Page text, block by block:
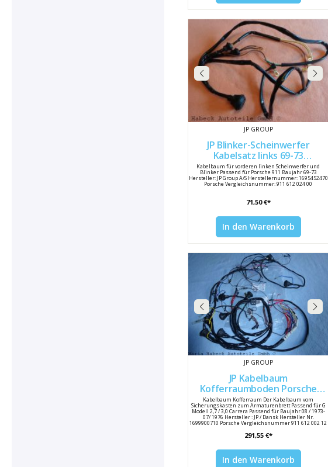
JP GROUP
JP Blinker-Scheinwerfer
Kabelsatz links 69-73
91161202400
Kabelbaum für vorderen linken Scheinwerfer und
Blinker Passend für Porsche 911 Baujahr 69-73
Hersteller: JP Group A/S Herstellernummer: 1695452470
Porsche Vergleichsnummer: 911 612 024 00
71,50 €*
In den Warenkorb
JP GROUP
JP Kabelbaum
Kofferraumboden Porsche
911 Bj 74-76 1699900710
91161200212
Kabelbaum Kofferraum Der Kabelbaum vom
Sicherungskasten zum Armaturenbrett Passend für G
Modell 2,7 / 3,0 Carrera Passend für Baujahr 08 / 1973-
07/ 1976 Hersteller : JP / Dansk Hersteller Nr.
1699900710 Porsche Vergleichsnummer 911 612 002 12
291,55 €*
In den Warenkorb